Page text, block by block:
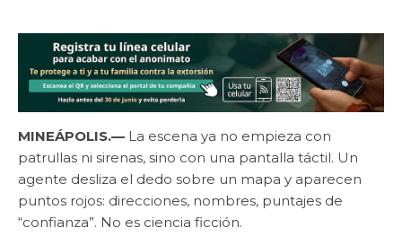
MINEÁPOLIS.— La escena ya no empieza con
patrullas ni sirenas, sino con una pantalla táctil. Un
agente desliza el dedo sobre un mapa y aparecen
puntos rojos: direcciones, nombres, puntajes de
“confianza”. No es ciencia ficción.